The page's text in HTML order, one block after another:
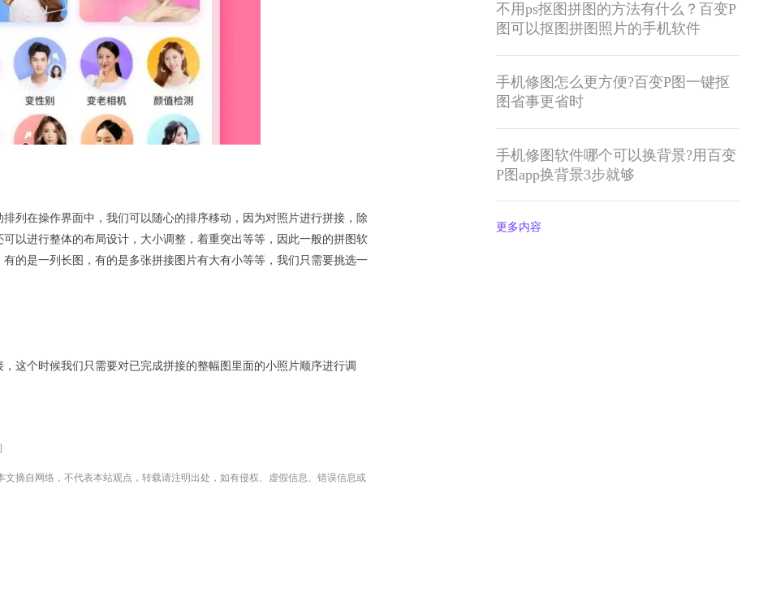
列在操作界面中，我们可以随心的排序移动，因为对照片进行拼接，除
以进行整体的布局设计，大小调整，着重突出等等，因此一般的拼图软
的是一列长图，有的是多张拼接图片有大有小等等，我们只需要挑选一
这个时候我们只需要对已完成拼接的整幅图里面的小照片顺序进行调
摘自网络，不代表本站观点，转载请注明出处，如有侵权、虚假信息、错误信息或
不用ps抠图拼图的方法有什么？百变P
图可以抠图拼图照片的手机软件
手机修图怎么更方便?百变P图一键抠
图省事更省时
手机修图软件哪个可以换背景?用百变
P图app换背景3步就够
更多内容